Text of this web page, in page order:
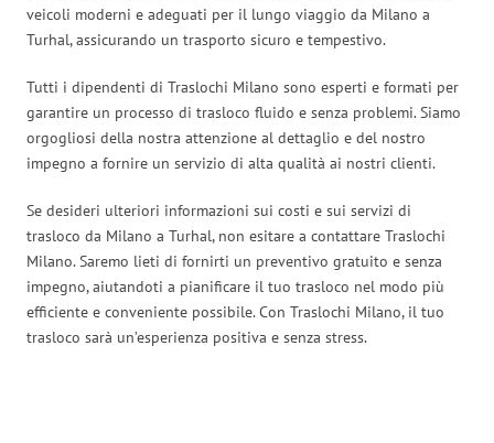
veicoli moderni e adeguati per il lungo viaggio da Milano a
Turhal, assicurando un trasporto sicuro e tempestivo.
Tutti i dipendenti di Traslochi Milano sono esperti e formati per
garantire un processo di trasloco fluido e senza problemi. Siamo
orgogliosi della nostra attenzione al dettaglio e del nostro
impegno a fornire un servizio di alta qualità ai nostri clienti.
Se desideri ulteriori informazioni sui costi e sui servizi di
trasloco da Milano a Turhal, non esitare a contattare Traslochi
Milano. Saremo lieti di fornirti un preventivo gratuito e senza
impegno, aiutandoti a pianificare il tuo trasloco nel modo più
efficiente e conveniente possibile. Con Traslochi Milano, il tuo
trasloco sarà un’esperienza positiva e senza stress.